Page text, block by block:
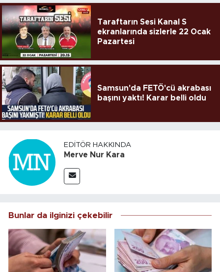
Taraftarın Sesi Kanal S
ekranlarında sizlerle 22 Ocak
Pazartesi
Samsun'da FETÖ'cü akrabası
başını yaktı! Karar belli oldu
EDITÖR HAKKINDA
Merve Nur Kara
Bunlar da ilginizi çekebilir